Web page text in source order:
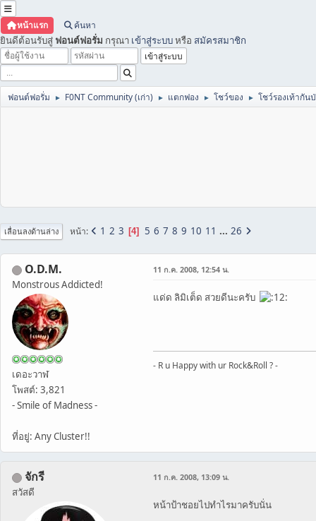
หน้าแรก ค้นหา
ยินดีต้อนรับสู่ ฟอนต์ฟอรั่ม กรุณา เข้าสู่ระบบหรือ สมัครสมาชิก
ฟอนต์ฟอรั่ม ► F0NT Community (เก่า) ► แตกฟอง ► โชว์ของ ► โชว์รองเท้ากัน
เลื่อนลงด้านล่าง หน้า 1 2 3 4 5 6 7 8 9 10 11 ... 26
O.D.M.
Monstrous Addicted!
เดอะวาฬ
โพสต์: 3,821
- Smile of Madness -
ที่อยู่: Any Cluster!!
11 ก.ค. 2008, 12:54 น.
แด่ด ลิมิเต็ด สวยดีนะครับ
- R u Happy with ur Rock&Roll ? -
จักรี
สวัสดี
11 ก.ค. 2008, 13:09 น.
หน้าป้าชอยไปทำไรมาครับนั่น